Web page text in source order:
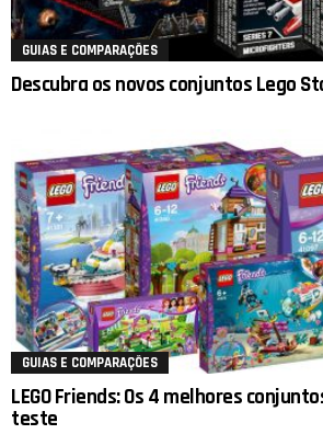
GUIAS E COMPARAÇÕES
Descubra os novos conjuntos Lego
GUIAS E COMPARAÇÕES
LEGO Friends: Os 4 melhores
teste